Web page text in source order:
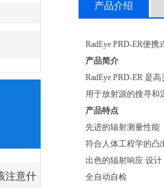
注意什
产品介绍
RadEye PRD-ER便携
产品简介
RadEye PRD-ER 是
用于放射源的搜寻和
产品特点
先进的辐射测量性能
符合人体工程学的凸
出色的辐射响应 设计
全自动自检